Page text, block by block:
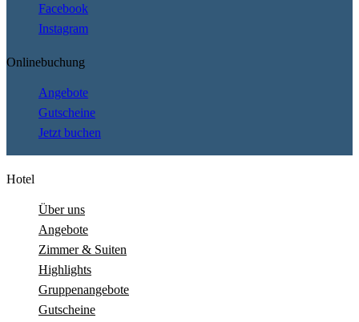
Facebook
Instagram
Onlinebuchung
Angebote
Gutscheine
Jetzt buchen
Hotel
Über uns
Angebote
Zimmer & Suiten
Highlights
Gruppenangebote
Gutscheine